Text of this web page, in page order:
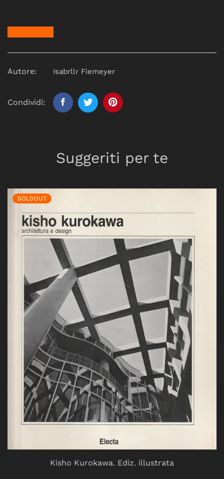
Autore: Isabrllr Fiemeyer
Condividi:
Suggeriti per te
SOLDOUT
Kisho Kurokawa. Ediz. illustrata